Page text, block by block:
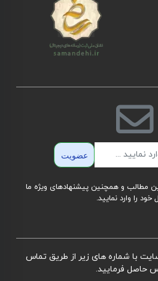
عضویت
مطالب و همچنین پیشنهادهای ویژه ما
خود را وارد نمایید.
با شماره های زیر از طریق تماس
حاصل فرمایید.